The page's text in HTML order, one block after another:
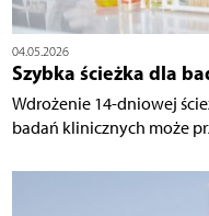
04.05.2026
Szybka ścieżka dla
Wdrożenie 14-dniowej
badań klinicznych może